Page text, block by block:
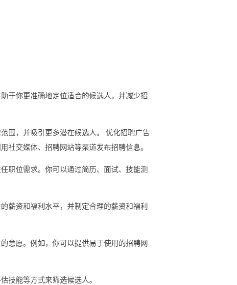
于你更准确地定位适合的候选人，并减少招
围，并吸引更多潜在候选人。 优化招聘广告
社交媒体、招聘网站等渠道发布招聘信息。
职位需求。你可以通过简历、面试、技能测
薪资和福利水平，并制定合理的薪资和福利
意愿。例如，你可以提供易于使用的招聘网
技能等方式来筛选候选人。